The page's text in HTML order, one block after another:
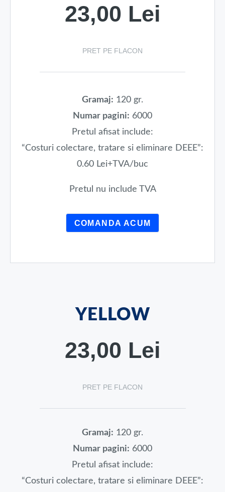
23,00 Lei
PRET PE FLACON
Gramaj: 120 gr.
Numar pagini: 6000
Pretul afisat include:
“Costuri colectare, tratare si eliminare DEEE”:
0.60 Lei+TVA/buc
Pretul nu include TVA
COMANDA ACUM
YELLOW
23,00 Lei
PRET PE FLACON
Gramaj: 120 gr.
Numar pagini: 6000
Pretul afisat include:
“Costuri colectare, tratare si eliminare DEEE”: